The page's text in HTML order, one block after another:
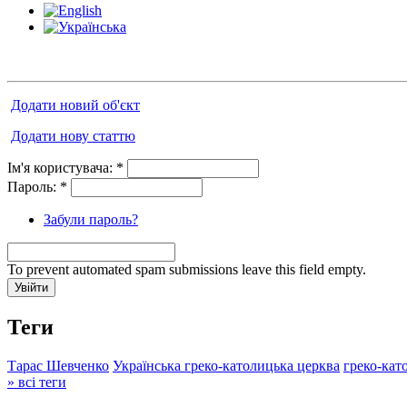
Додати новий об'єкт
Додати нову статтю
Ім'я користувача: *
Пароль: *
Забули пароль?
To prevent automated spam submissions leave this field empty.
Теги
Тарас Шевченко Українська греко-католицька церква греко-
» всі теги